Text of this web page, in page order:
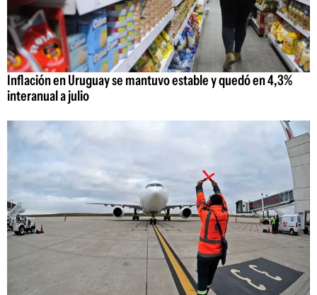
Inflación en Uruguay se mantuvo estable y quedó en 4,3%
interanual a julio